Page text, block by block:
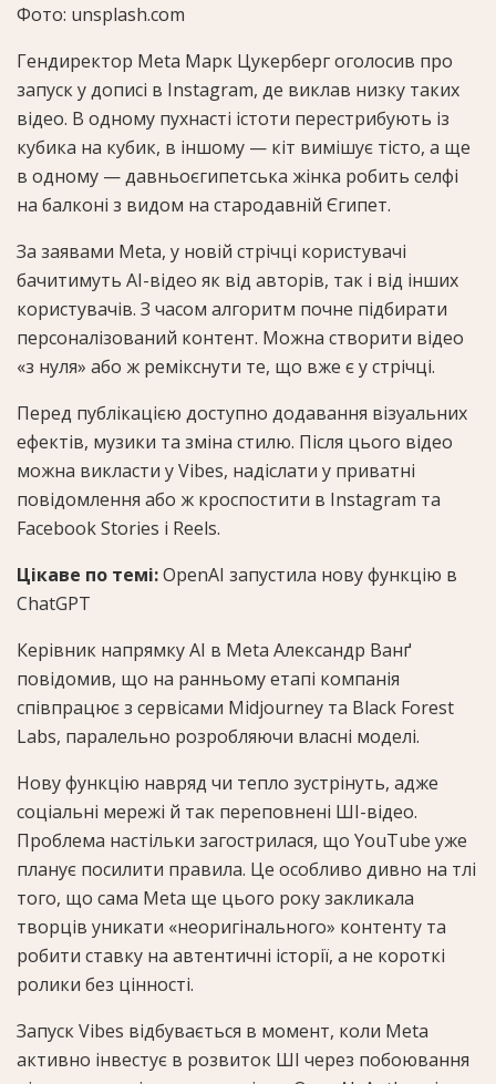
Фото: unsplash.com
Гендиректор Meta Марк Цукерберг оголосив про
запуск у дописі в Instagram, де виклав низку таких
відео. В одному пухнасті істоти перестрибують із
кубика на кубик, в іншому — кіт вимішує тісто, а ще
в одному — давньоєгипетська жінка робить селфі
на балконі з видом на стародавній Єгипет.
За заявами Meta, у новій стрічці користувачі
бачитимуть AI-відео як від авторів, так і від інших
користувачів. З часом алгоритм почне підбирати
персоналізований контент. Можна створити відео
«з нуля» або ж ремікснути те, що вже є у стрічці.
Перед публікацією доступно додавання візуальних
ефектів, музики та зміна стилю. Після цього відео
можна викласти у Vibes, надіслати у приватні
повідомлення або ж кроспостити в Instagram та
Facebook Stories і Reels.
Цікаве по темі:OpenAI запустила нову функцію в
ChatGPT
Керівник напрямку AI в Meta Александр Ванґ
повідомив, що на ранньому етапі компанія
співпрацює з сервісами Midjourney та Black Forest
Labs, паралельно розробляючи власні моделі.
Нову функцію навряд чи тепло зустрінуть, адже
соціальні мережі й так переповнені ШІ-відео.
Проблема настільки загострилася, що YouTube уже
планує посилити правила. Це особливо дивно на тлі
того, що сама Meta ще цього року закликала
творців уникати «неоригінального» контенту та
робити ставку на автентичні історії, а не короткі
ролики без цінності.
Запуск Vibes відбувається в момент, коли Meta
активно інвестує в розвиток ШІ через побоювання